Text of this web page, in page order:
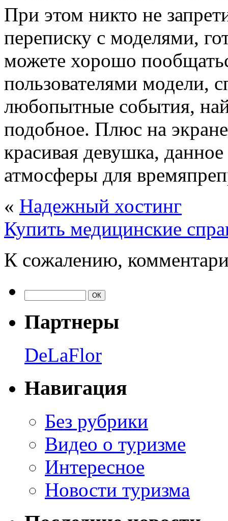
При этом никто не
переписку с моделями,
можете хорошо
пользователями модели,
любопытные события,
подобное. Плюс на
красивая девушка,
атмосферы для
« Надежный хостинг
Купить медицинские
К сожалению,
Партнеры
DeLaFlor
Навигация
Без рубрики
Видео о туризме
Интересное
Новости туризма